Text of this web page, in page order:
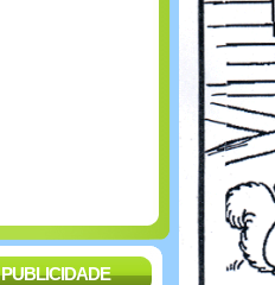
PUBLICIDADE